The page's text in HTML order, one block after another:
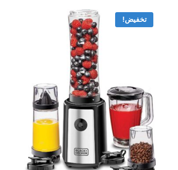
تخفيض!